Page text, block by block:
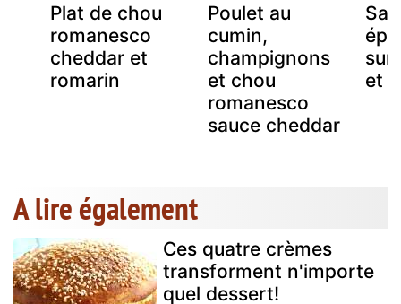
Plat de chou
romanesco
cheddar et
romarin
Poulet au
cumin,
champignons
et chou
romanesco
sauce cheddar
sur
et
A lire également
Ces quatre crèmes
transforment n'importe
quel dessert!